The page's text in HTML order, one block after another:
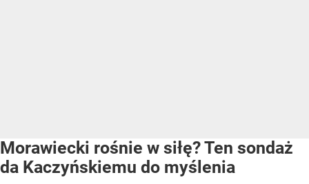
Morawiecki rośnie w siłę? Ten sondaż
da Kaczyńskiemu do myślenia